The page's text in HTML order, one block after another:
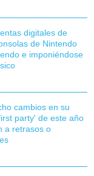
digitales de
de Nintendo
e imponiéndose
cambios en su
party' de este año
a retrasos o